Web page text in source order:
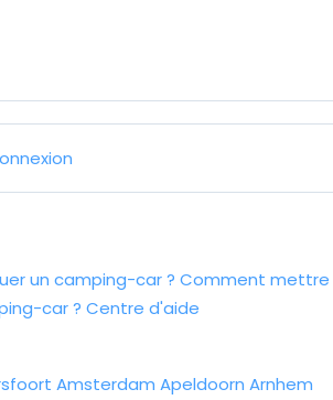
un camping-car ? Comment mettre
car ? Centre d'aide
Amsterdam Apeldoorn Arnhem